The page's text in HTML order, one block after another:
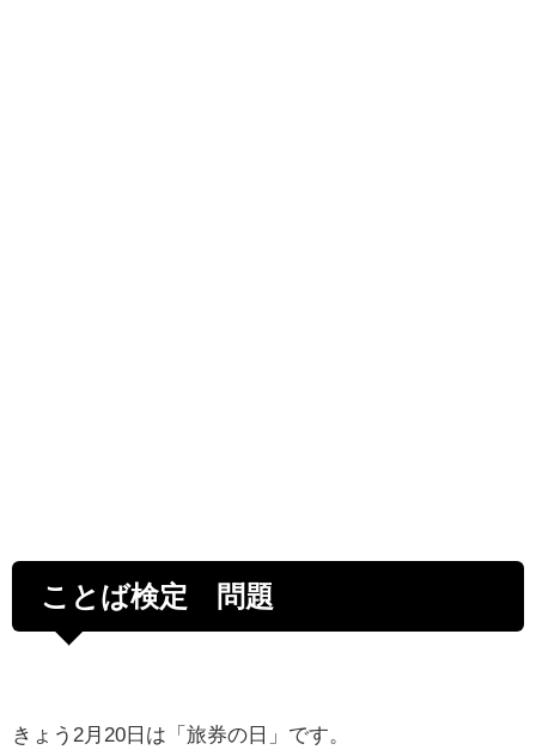
ことば検定 問題
きょう2月20日は「旅券の日」です。